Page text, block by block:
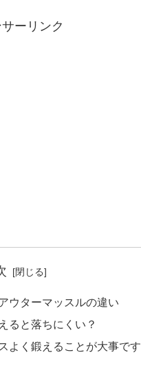
ーリンク
ウターマッスルの違い
ると落ちにくい？
よく鍛えることが大事です